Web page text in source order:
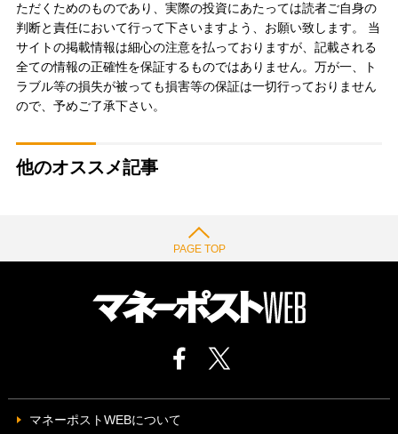
ただくためのものであり、実際の投資にあたっては読者ご自身の
判断と責任において行って下さいますよう、お願い致します。 当
サイトの掲載情報は細心の注意を払っておりますが、記載される
全ての情報の正確性を保証するものではありません。万が一、ト
ラブル等の損失が被っても損害等の保証は一切行っておりません
ので、予めご了承下さい。
他のオススメ記事
PAGE TOP
マネーポストWEBについて